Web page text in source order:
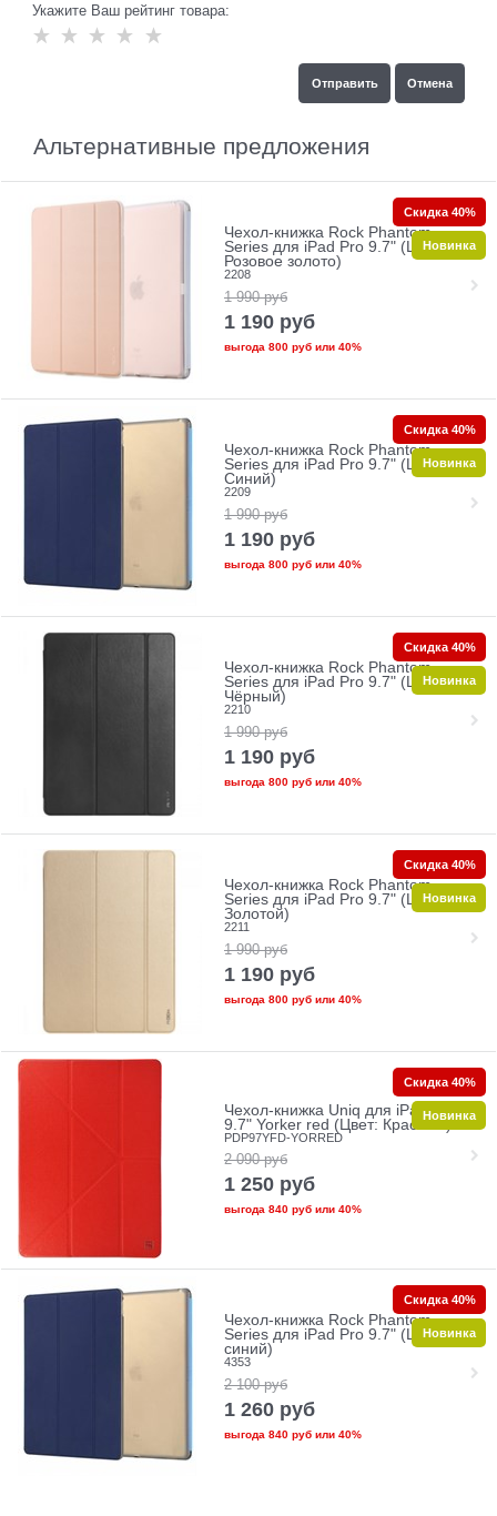
Укажите Ваш рейтинг товара:
Альтернативные предложения
Чехол-книжка Rock Phantom
Series для iPad Pro 9.7" (Цвет:
Розовое золото)
2208
1 990 руб
1 190 руб
выгода 800 рубили 40%
Скидка 40%
Новинка
Чехол-книжка Rock Phantom
Series для iPad Pro 9.7" (Цвет:
Синий)
2209
1 990 руб
1 190 руб
выгода 800 рубили 40%
Скидка 40%
Новинка
Чехол-книжка Rock Phantom
Series для iPad Pro 9.7" (Цвет:
Чёрный)
2210
1 990 руб
1 190 руб
выгода 800 рубили 40%
Скидка 40%
Новинка
Чехол-книжка Rock Phantom
Series для iPad Pro 9.7" (Цвет:
Золотой)
2211
1 990 руб
1 190 руб
выгода 800 рубили 40%
Скидка 40%
Новинка
Чехол-книжка Uniq для iPad Pro
9.7" Yorker red (Цвет: Красный)
PDP97YFD-YORRED
2 090 руб
1 250 руб
выгода 840 рубили 40%
Скидка 40%
Новинка
Чехол-книжка Rock Phantom
Series для iPad Pro 9.7" (Цвет:
синий)
4353
2 100 руб
1 260 руб
выгода 840 рубили 40%
Скидка 40%
Новинка